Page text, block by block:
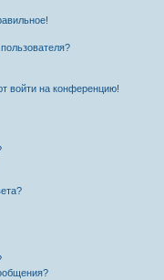
войти на конференцию!